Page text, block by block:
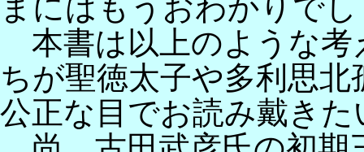
まにはもうおわかりで
本書は以上のような考
ちが聖徳太子や多利思
公正な目でお読み戴き